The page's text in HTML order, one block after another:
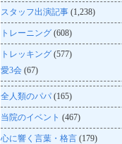
スタッフ出演記事 (1,238)
トレーニング (608)
トレッキング (577)
愛3会 (67)
全人類のパパ (165)
当院のイベント (467)
心に響く言葉・格言 (179)